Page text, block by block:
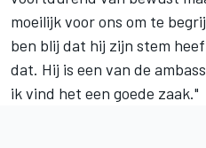
moeilijk voor ons om te
ben blij dat hij zijn stem
dat. Hij is een van de
ik vind het een goede zaak."